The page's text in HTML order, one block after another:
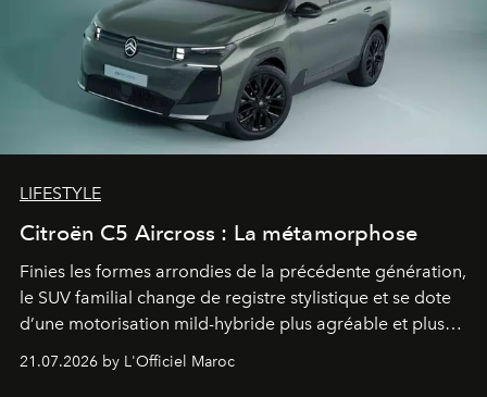
LIFESTYLE
Citroën C5 Aircross : La métamorphose
Finies les formes arrondies de la précédente génération,
le SUV familial change de registre stylistique et se dote
d’une motorisation mild-hybride plus agréable et plus
économe. à n’en pas douter, le nouveau C5 Aircross a
gagné en maturité.
21.07.2026 by L'Officiel Maroc